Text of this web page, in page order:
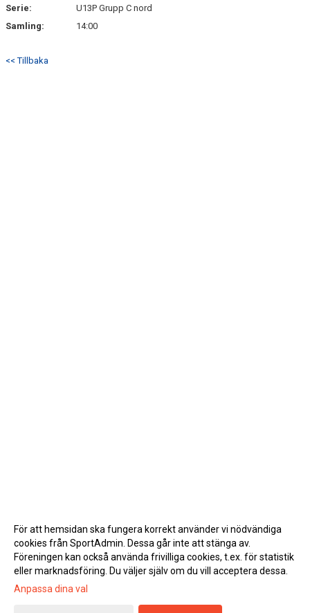
Serie:
U13P Grupp C nord
Samling:
14:00
<< Tillbaka
Gå till Webbversion
För att hemsidan ska fungera korrekt använder vi nödvändiga
cookies från SportAdmin. Dessa går inte att stänga av.
Föreningen kan också använda frivilliga cookies, t.ex. för statistik
eller marknadsföring. Du väljer själv om du vill acceptera dessa.
Anpassa dina val